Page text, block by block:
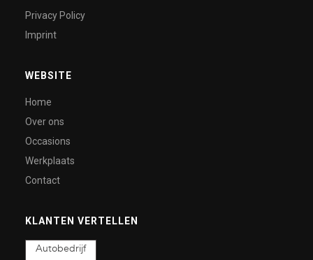
Privacy Policy
Imprint
WEBSITE
Home
Over ons
Occasions
Werkplaats
Contact
KLANTEN VERTELLEN
Autobedrijf